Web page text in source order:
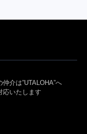
介は”UTALOHA”へ
応いたします